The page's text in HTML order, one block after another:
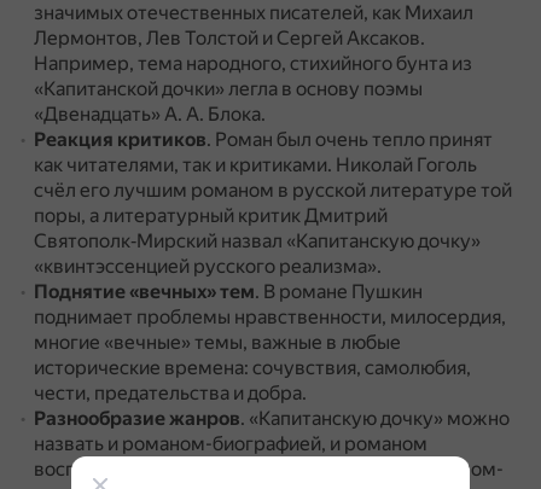
значимых отечественных писателей, как Михаил
Лермонтов, Лев Толстой и Сергей Аксаков.
Например, тема народного, стихийного бунта из
«Капитанской дочки» легла в основу поэмы
«Двенадцать» А. А. Блока.
Реакция критиков. Роман был очень тепло принят
как читателями, так и критиками. Николай Гоголь
счёл его лучшим романом в русской литературе той
поры, а литературный критик Дмитрий
Святополк‑Мирский назвал «Капитанскую дочку»
«квинтэссенцией русского реализма».
Поднятие «вечных» тем. В романе Пушкин
поднимает проблемы нравственности, милосердия,
многие «вечные» темы, важные в любые
исторические времена: сочувствия, самолюбия,
чести, предательства и добра.
Разнообразие жанров. «Капитанскую дочку» можно
назвать и романом-биографией, и романом
воспитания, и семейной хроникой, и даже романом-